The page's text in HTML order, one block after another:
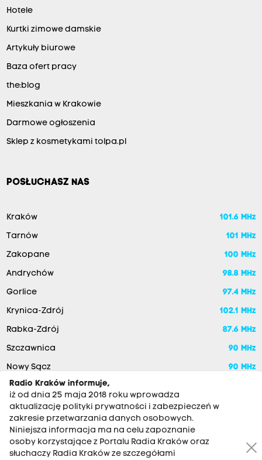
Hotele
Kurtki zimowe damskie
Artykuły biurowe
Baza ofert pracy
the:blog
Mieszkania w Krakowie
Darmowe ogłoszenia
Sklep z kosmetykami tolpa.pl
POSŁUCHASZ NAS
Kraków 101.6 MHz
Tarnów 101 MHz
Zakopane 100 MHz
Andrychów 98.8 MHz
Gorlice 97.4 MHz
Krynica-Zdrój 102.1 MHz
Rabka-Zdrój 87.6 MHz
Szczawnica 90 MHz
Nowy Sącz
90 MHz
Radio Kraków informuje,
iż od dnia 25 maja 2018 roku wprowadza
aktualizację polityki prywatności i zabezpieczeń w
zakresie przetwarzania danych osobowych.
Niniejsza informacja ma na celu zapoznanie
osoby korzystające z Portalu Radia Kraków oraz
słuchaczy Radia Kraków ze szczegółami